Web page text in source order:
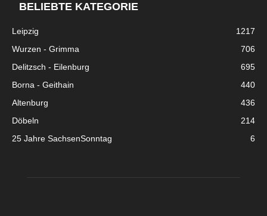
BELIEBTE KATEGORIE
Leipzig
1217
Wurzen - Grimma
706
Delitzsch - Eilenburg
695
Borna - Geithain
440
Altenburg
436
Döbeln
214
25 Jahre SachsenSonntag
6